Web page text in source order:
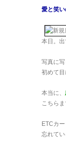
愛と笑
本日。出
写真に写
初めて目
本当に、
こちら
ETCカ
忘れて